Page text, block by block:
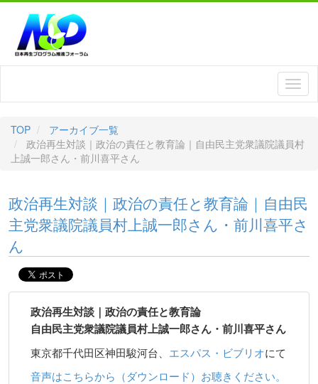
TOP
アーカイブ一覧
政治再生対談｜政治の責任と教育論｜自由民主党衆議院議員村
上誠一郎さん・前川喜平さん
政治再生対談｜政治の責任と教育論｜自由民
主党衆議院議員村上誠一郎さん・前川喜平さ
ん
政治再生対談｜政治の責任と教育論
自由民主党衆議院議員村上誠一郎さん・前川喜平さん
東京都千代田区神田駿河台、 エスパス・ビブリオにて
音声はこちらから（ダウンロード）お聴きください。